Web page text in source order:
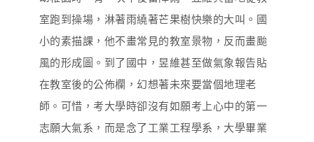
室跑到操場，淋著雨繞著芒果樹快樂的大叫。國
小的素描課，他不畫常見的教室景物，反而畫颱
風的形成圖。到了國中，昱維甚至做氣象報告貼
在教室後的公佈欄，幻想著未來要當個地理老
師。可惜，考大學時卻沒有如願考上心中的第一
志願大氣系，而是念了工業工程學系，大學畢業